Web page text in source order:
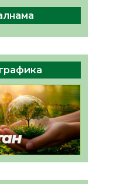
облыс
болып
62 0